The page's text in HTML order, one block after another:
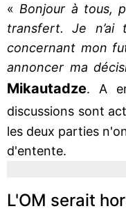
« Bonjour à tous,
transfert. Je n’ai
concernant mon
annoncer ma
Mikautadze. A
discussions sont
les deux parties
d'entente.
L'OM serait